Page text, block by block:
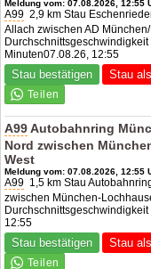
Meldung vom: 07.08.2026, 12:55
A99 2,9 km Stau
Allach zwischen AD
Minuten07.08.26, 12:55
Stau bestätigen Stau
A99Autobahnring
Nord zwischen
West
Meldung vom: 07.08.2026, 12:55
A99 1,5 km Stau
zwischen München-
12:55
Stau bestätigen Stau